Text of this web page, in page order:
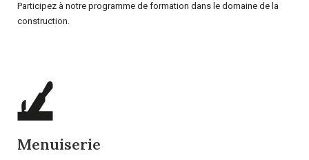
Participez à notre programme de formation dans le domaine de la
construction.
Menuiserie